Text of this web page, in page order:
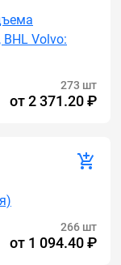
Volvo:
273 шт
от2 371.20 ₽
266 шт
от 1 094.40 ₽